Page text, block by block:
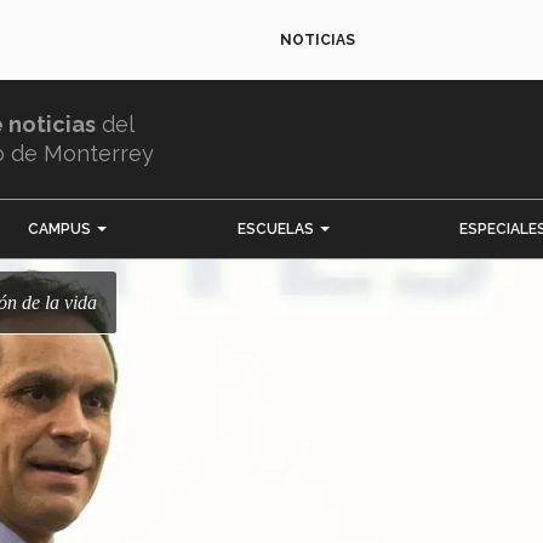
NOTICIAS
noticias del
de Monterrey
CAMPUS ESCUELAS
de la vida